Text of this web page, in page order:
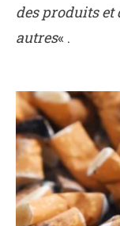
des produits et
autres« .